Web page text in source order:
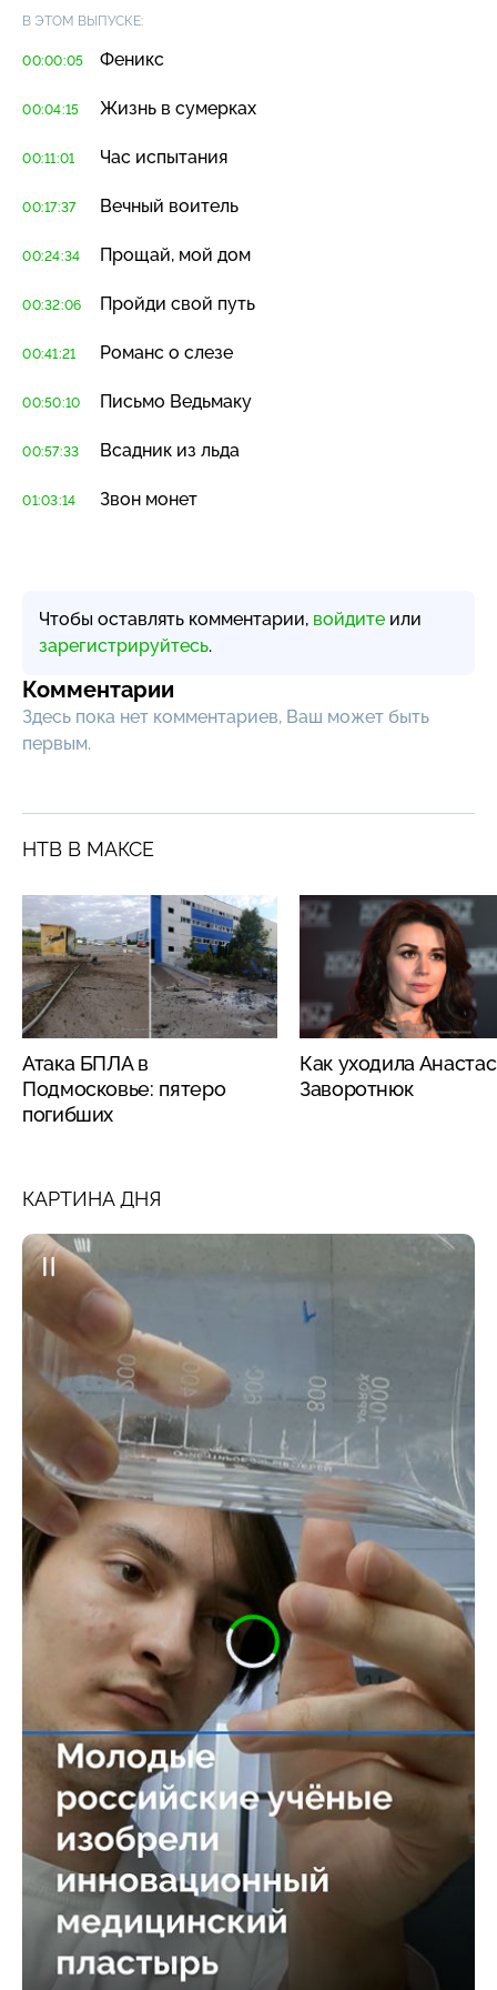
В ЭТОМ ВЫПУСКЕ:
00:00:05 Феникс
00:04:15 Жизнь в сумерках
00:11:01 Час испытания
00:17:37 Вечный воитель
00:24:34 Прощай, мой дом
00:32:06 Пройди свой путь
00:41:21 Романс о слезе
00:50:10 Письмо Ведьмаку
00:57:33 Всадник из льда
01:03:14 Звон монет
Чтобы оставлять комментарии, войдите или
зарегистрируйтесь.
Комментарии
Здесь пока нет комментариев, Ваш может быть
первым.
НТВ В МАКСЕ
Атака БПЛА в
Подмосковье: пятеро
погибших
Как уходила
Заворотнюк
КАРТИНА ДНЯ